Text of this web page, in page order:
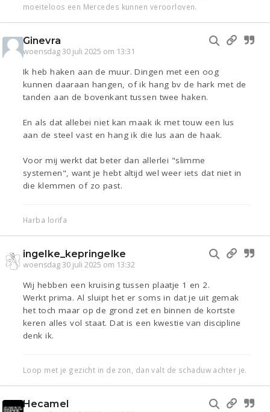
moeiteloos een Mercedes kunnen veroorloven.
Ginevra
woensdag 30 juli 2025 om 13:31
Ik heb haken aan de muur. Dingen met een oog
kunnen daaraan hangen, of ik hang bv de hark met de
tanden aan de bovenkant tussen twee haken.
En als dat allebei niet kan maak ik met touw een lus
aan de steel vast en hang ik die lus aan de haak.
Voor mij werkt dat beter dan allerlei "slimme
systemen", want je hebt altijd wel weer iets dat niet in
die klemmen of zo past.
Harba lorifa
ingelke_kepringelke
woensdag 30 juli 2025 om 13:32
Wij hebben een kruising tussen plaatje 1 en 2.
Werkt prima. Al sluipt het er soms in dat je uit gemak
het toch maar op de grond zet en binnen de kortste
keren alles vol staat. Dat is een kwestie van discipline
denk ik.
Loop met je gezicht in de zon, dan valt de schaduw achter je.
Hecamel